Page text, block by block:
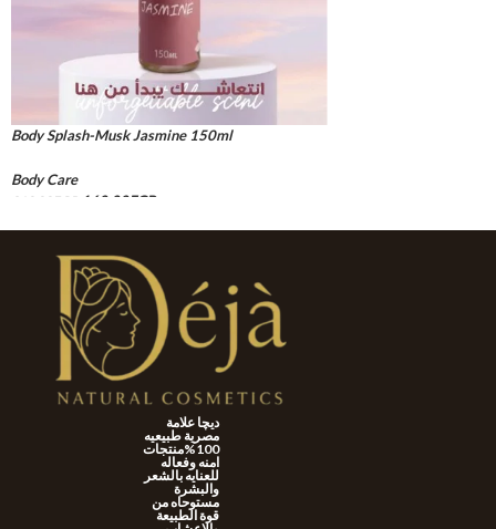
Body Splash-Musk Jasmine 150ml
Body Care
210.00 EGP 160.00EGP
ADD TO CART
ديچا علامة
مصرية طبيعيه
100%منتجات
امنه وفعاله
للعنايه بالشعر
والبشرة
مستوحاه من
قوة الطبيعة